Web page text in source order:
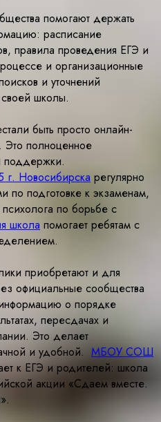
помогают держать
расписание
правила проведения ЕГЭ и
и организационные
и уточнений
своей школы.
быть просто онлайн-
полноценное
поддержки.
Новосибирска регулярно
по подготовке к экзаменам,
по борьбе с
школа помогает ребятам с
приобретают и для
официальные сообщества
о порядке
пересдачах и
Это делает
и удобной. МБОУ СОШ
к ЕГЭ и родителей: школа
акции «Сдаем вместе.